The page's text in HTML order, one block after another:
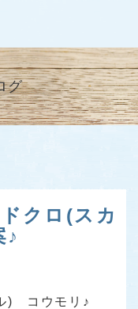
グ
クロ(スカ
) コウモリ♪